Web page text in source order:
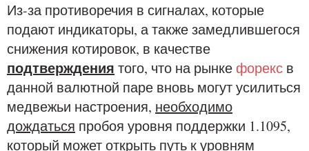
Из-за противоречия в сигналах, которые
подают индикаторы, а также замедлившегося
снижения котировок, в качестве
подтверждения того, что на рынкефорекс в
данной валютной паре вновь могут усилиться
медвежьи настроения, необходимо
дождаться пробоя уровня поддержки 1.1095,
который может открыть путь к уровням